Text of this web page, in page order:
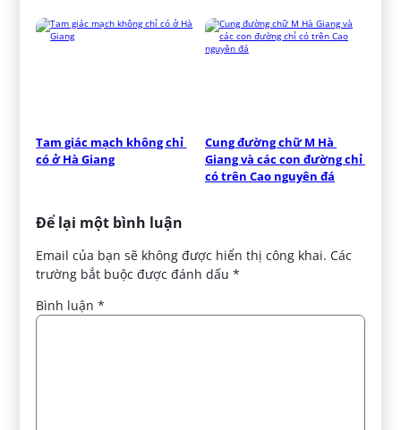
Tam giác mạch không chỉ
có ở Hà Giang
Cung đường chữ M Hà
Giang và các con đường chỉ
có trên Cao nguyên đá
Để lại một bình luận
Email của bạn sẽ không được hiển thị công khai. Các
trường bắt buộc được đánh dấu*
Bình luận*